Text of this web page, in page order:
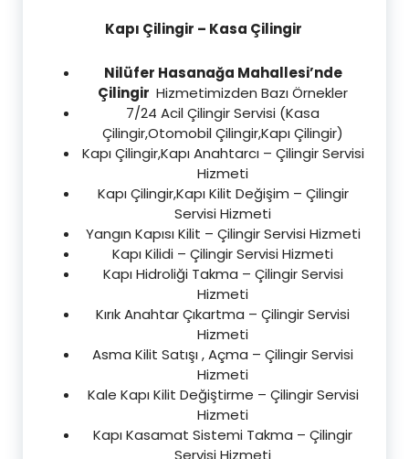
Kapı Çilingir – Kasa Çilingir
Nilüfer Hasanağa Mahallesi’nde
Çilingir Hizmetimizden Bazı Örnekler
7/24 Acil Çilingir Servisi (Kasa
Çilingir,Otomobil Çilingir,Kapı Çilingir)
Kapı Çilingir,Kapı Anahtarcı – Çilingir Servisi
Hizmeti
Kapı Çilingir,Kapı Kilit Değişim – Çilingir
Servisi Hizmeti
Yangın Kapısı Kilit – Çilingir Servisi Hizmeti
Kapı Kilidi – Çilingir Servisi Hizmeti
Kapı Hidroliği Takma – Çilingir Servisi
Hizmeti
Kırık Anahtar Çıkartma – Çilingir Servisi
Hizmeti
Asma Kilit Satışı , Açma – Çilingir Servisi
Hizmeti
Kale Kapı Kilit Değiştirme – Çilingir Servisi
Hizmeti
Kapı Kasamat Sistemi Takma – Çilingir